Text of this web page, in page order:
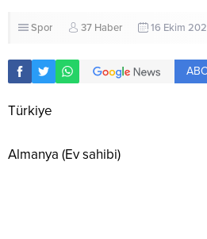
Spor 37 Haber 16 Ekim
Türkiye
Almanya (Ev sahibi)